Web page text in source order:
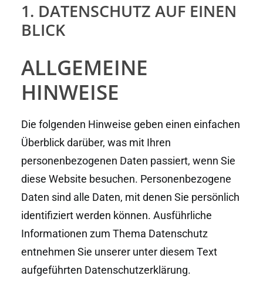
1. DATENSCHUTZ AUF EINEN
BLICK
ALLGEMEINE
HINWEISE
Die folgenden Hinweise geben einen einfachen
Überblick darüber, was mit Ihren
personenbezogenen Daten passiert, wenn Sie
diese Website besuchen. Personenbezogene
Daten sind alle Daten, mit denen Sie persönlich
identifiziert werden können. Ausführliche
Informationen zum Thema Datenschutz
entnehmen Sie unserer unter diesem Text
aufgeführten Datenschutzerklärung.